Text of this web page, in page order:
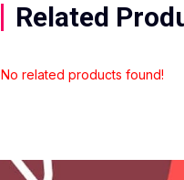
Related
No related products found!